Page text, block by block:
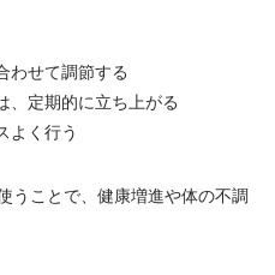
わせて調節する
、定期的に立ち上がる
よく行う
うことで、健康増進や体の不調